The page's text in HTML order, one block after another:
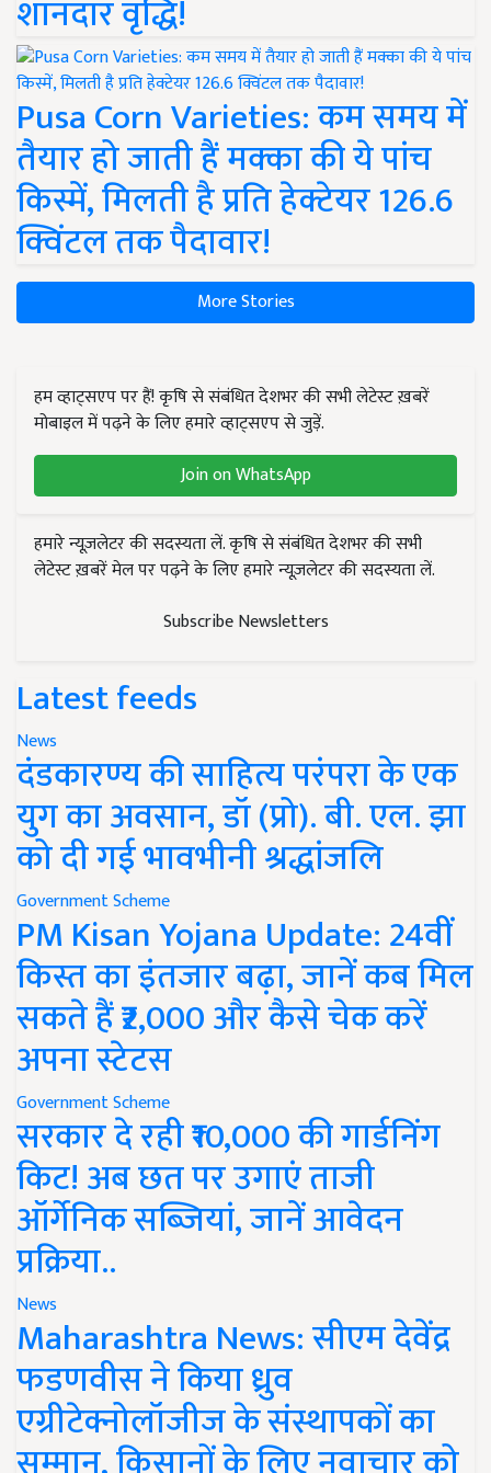
शानदार वृद्धि!
Pusa Corn Varieties: कम समय में
तैयार हो जाती हैं मक्का की ये पांच
किस्में, मिलती है प्रति हेक्टेयर 126.6
क्विंटल तक पैदावार!
More Stories
हम व्हाट्सएप पर हैं! कृषि से संबंधित देशभर की सभी लेटेस्ट ख़बरें
मोबाइल में पढ़ने के लिए हमारे व्हाट्सएप से जुड़ें.
Join on WhatsApp
हमारे न्यूज़लेटर की सदस्यता लें. कृषि से संबंधित देशभर की सभी
लेटेस्ट ख़बरें मेल पर पढ़ने के लिए हमारे न्यूज़लेटर की सदस्यता लें.
Subscribe Newsletters
Latest feeds
News
दंडकारण्य की साहित्य परंपरा के एक
युग का अवसान, डॉ (प्रो). बी. एल. झा
को दी गई भावभीनी श्रद्धांजलि
Government Scheme
PM Kisan Yojana Update: 24वीं
किस्त का इंतजार बढ़ा, जानें कब मिल
सकते हैं ₹2,000 और कैसे चेक करें
अपना स्टेटस
Government Scheme
सरकार दे रही ₹10,000 की गार्डनिंग
किट! अब छत पर उगाएं ताजी
ऑर्गेनिक सब्जियां, जानें आवेदन
प्रक्रिया..
News
Maharashtra News: सीएम देवेंद्र
फडणवीस ने किया ध्रुव
एग्रीटेक्नोलॉजीज के संस्थापकों का